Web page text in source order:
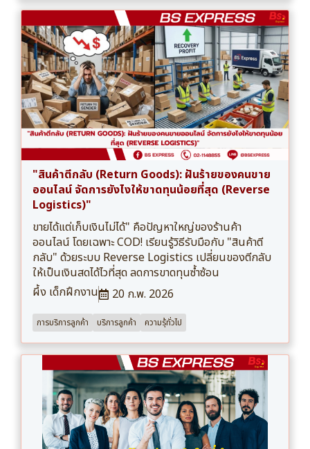
"สินค้าตีกลับ (Return Goods): ฝันร้ายของคนขาย
ออนไลน์ จัดการยังไงให้ขาดทุนน้อยที่สุด (Reverse
Logistics)"
ขายได้แต่เก็บเงินไม่ได้" คือปัญหาใหญ่ของร้านค้า
ออนไลน์ โดยเฉพาะ COD! เรียนรู้วิธีรับมือกับ "สินค้าตี
กลับ" ด้วยระบบ Reverse Logistics เปลี่ยนของตีกลับ
ให้เป็นเงินสดได้ไวที่สุด ลดการขาดทุนซ้ำซ้อน
ผึ้ง เด็กฝึกงาน
20 ก.พ. 2026
การบริการลูกค้า บริการลูกค้า ความรุ้ทั่วไป